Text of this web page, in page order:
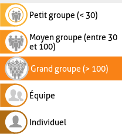
Petit groupe (< 30)
Moyen groupe (entre 30
et 100)
Grand groupe (> 100)
Équipe
Individuel